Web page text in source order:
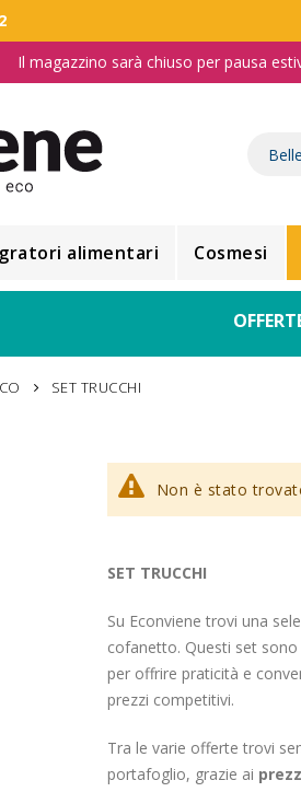
Il magazzino sarà chiuso per pausa
alimentari Cosmesi
SET TRUCCHI
Non è stato
SET TRUCCHI
Su Econviene trovi una
cofanetto. Questi set
per offrire praticità e
prezzi competitivi.
Tra le varie offerte trovi
portafoglio, grazie ai